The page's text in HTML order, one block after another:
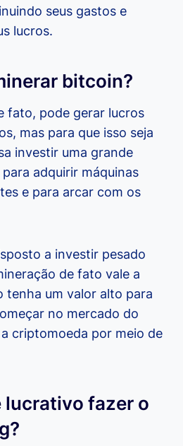
seus gastos e
lucros.
bitcoin?
fato, pode gerar lucros
mas para que isso seja
investir uma grande
adquirir máquinas
e para arcar com os
a investir pesado
de fato vale a
tenha um valor alto para
no mercado do
criptomoeda por meio de
lucrativo fazer o